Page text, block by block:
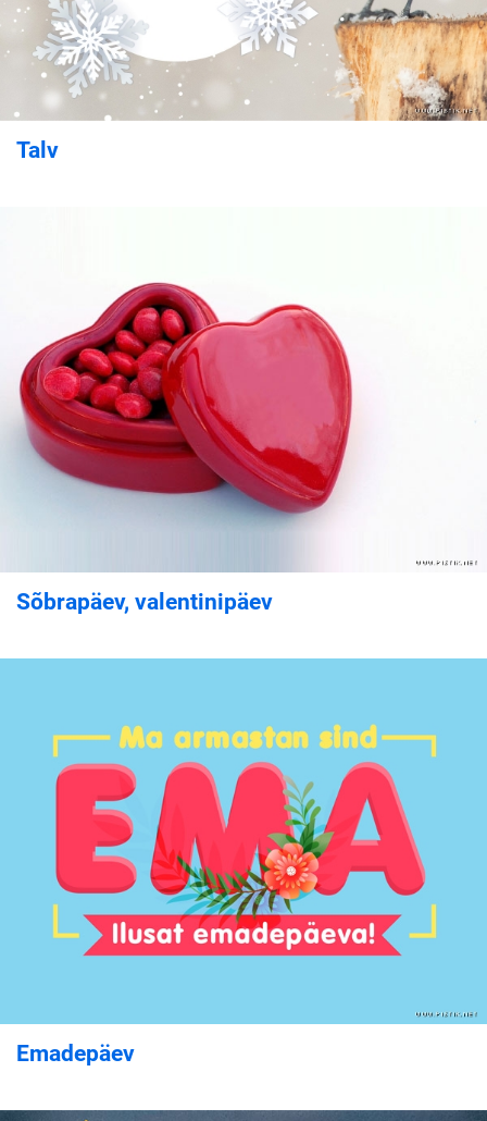
Talv
Sõbrapäev, valentinipäev
Emadepäev